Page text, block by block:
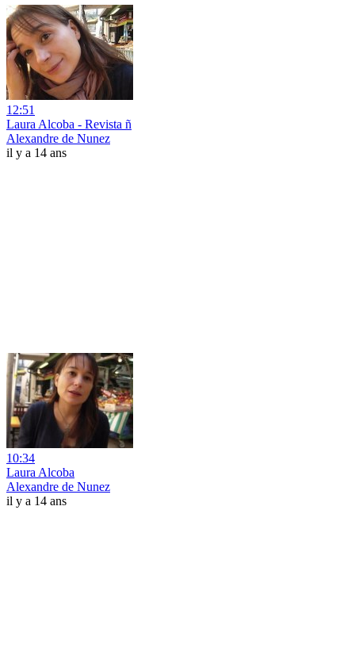
12:51
Laura Alcoba - Revista ñ
Alexandre de Nunez
il y a 14 ans
10:34
Laura Alcoba
Alexandre de Nunez
il y a 14 ans